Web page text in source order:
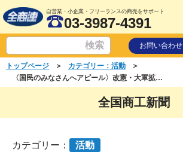
自営業・小企業・フリーランスの商売をサポート
03-3987-4391
お問い合わせ
トップページ ＞ カテゴリー：活動
＞
〈国民のみなさんへアピール〉改憲・大軍拡・大増税に反対し、公平な税制と民主的な税務行政の確立を求め、声を上げ、共同を広げよう
全国商工新聞
カテゴリー： 活動